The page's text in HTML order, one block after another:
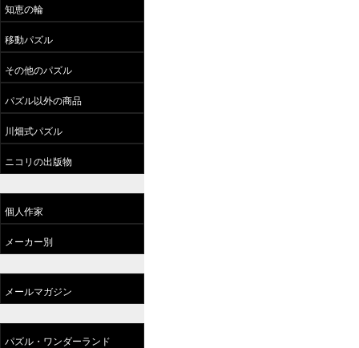
知恵の輪
移動パズル
その他のパズル
パズル以外の商品
川畑式パズル
ニコリの出版物
個人作家
メーカー別
メールマガジン
パズル・ワンダーランド